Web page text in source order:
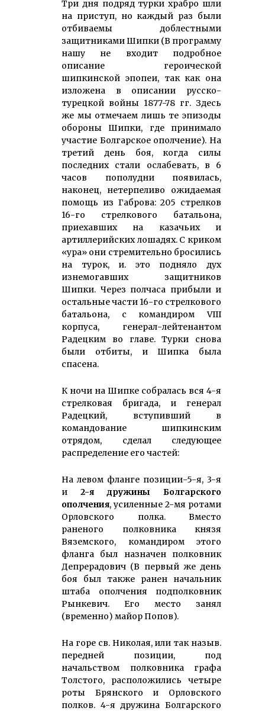
Три дня подряд турки храбро шли
на приступ, но каждый раз были
отбиваемы доблестными
защитниками Шипки (В программу
нашу не входит подробное
описание героической
шипкинской эпопеи, так как она
изложена в описании русско-
турецкой войны 1877-78 гг. Здесь
же мы отмечаем лишь те эпизоды
обороны Шипки, где принимало
участие Болгарское ополчение). На
третий день боя, когда силы
последних стали ослабевать, в 6
часов пополудни появилась,
наконец, нетерпеливо ожидаемая
помощь из Габрова: 205 стрелков
16-го стрелкового батальона,
приехавших на казачьих и
артиллерийских лошадях. С криком
«ура» они стремительно бросились
на турок, и. это подняло дух
изнемогавших защитников
Шипки. Через полчаса прибыли и
остальные части 16-го стрелкового
батальона, с командиром VIII
корпуса, генерал-лейтенантом
Радецким во главе. Турки снова
были отбиты, и Шипка была
спасена.
К ночи на Шипке собралась вся 4-я
стрелковая бригада, и генерал
Радецкий, вступивший в
командование шипкинским
отрядом, сделал следующее
распределение его частей:
На левом фланге позиции-5-я, 3-я
и 2-я дружины Болгарского
ополчения, усиленные 2-мя ротами
Орловского полка. Вместо
раненого полковника князя
Вяземского, командиром этого
фланга был назначен полковник
Депрерадович (В первый же день
боя был также ранен начальник
штаба ополчения подполковник
Рынкевич. Его место занял
(временно) майор Попов).
На горе св. Николая, или так назыв.
передней позиции, под
начальством полковника графа
Толстого, расположились четыре
роты Брянского и Орловского
полков. 4-я дружина Болгарского